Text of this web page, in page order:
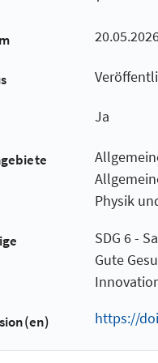
Ja
Physik
SDG 6 -
Gute
https://